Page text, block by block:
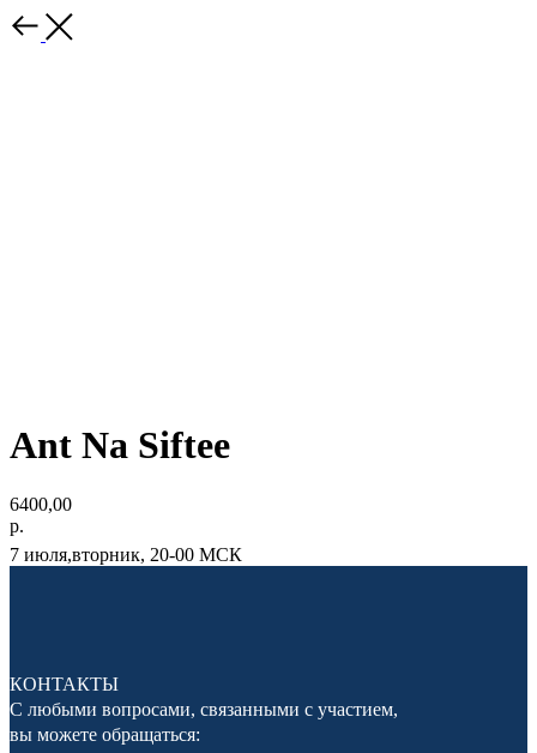
Ant Na Siftee
6400,00
р.
7 июля,вторник, 20-00 МСК
КОНТАКТЫ
С любыми вопросами, связанными с участием,
вы можете обращаться: